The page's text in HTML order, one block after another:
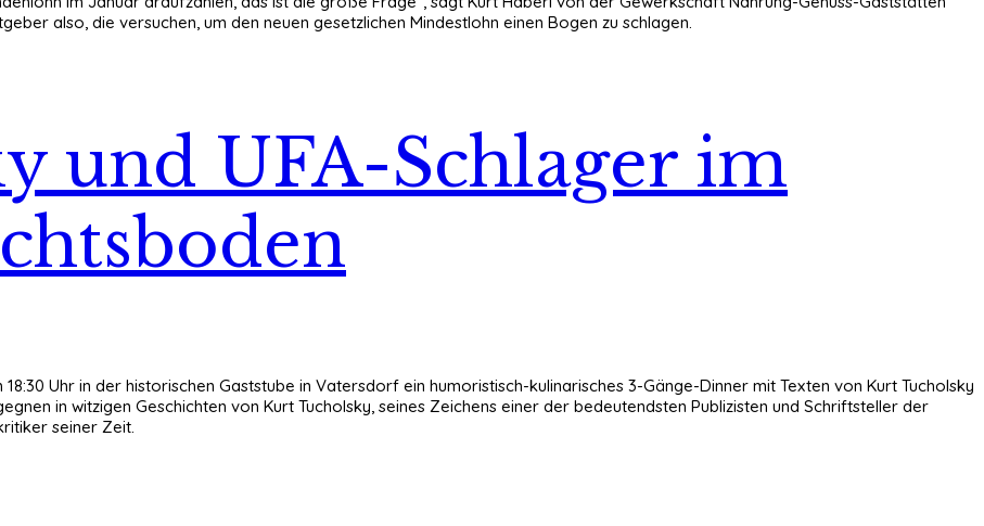
also, die versuchen, um den neuen gesetzlichen Mindestlohn einen Bogen zu schlagen.
und UFA-Schlager im
Uhr in der historischen Gaststube in Vatersdorf ein humoristisch-kulinarisches 3-Gänge-Dinner mit Texten von Kurt Tucholsky
in witzigen Geschichten von Kurt Tucholsky, seines Zeichens einer der bedeutendsten Publizisten und Schriftsteller der
seiner Zeit.